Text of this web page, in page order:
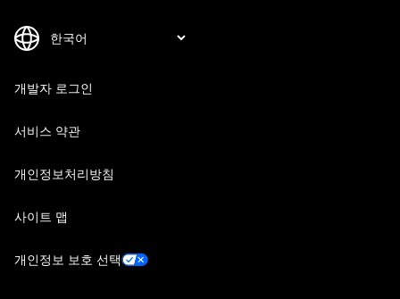
개발자 로그인
서비스 약관
개인정보처리방침
사이트 맵
개인정보 보호 선택